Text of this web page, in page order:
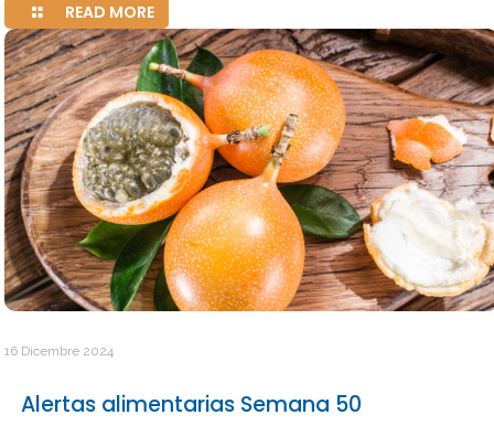
READ MORE
16 Dicembre 2024
Alertas alimentarias Semana 50